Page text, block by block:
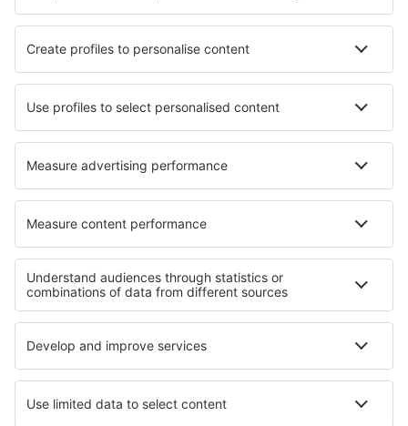
Cazare în Cairo Montenotte Cazare în Pattingham
Cazare în Bellefontaine Cazare în Moscardón
Cazare în Otter Rock Cazare în San Paolo D'Argon
Cele mai bune locuri de cazare - regiuni
Cazare în Val Thorens Cazare în Provence-Alpes-Cote d'Azur
Cazare în Meribel-les-Allues Cazare în Picardy
Cazare în Provence Cazare in Mariapfarr -Mauterndorf
Cazare in Gulf of Papagayo
Cazare in Parcul Național Bontebok Cazare pe insula Malta